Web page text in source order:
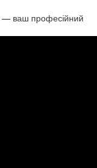
— ваш професійний